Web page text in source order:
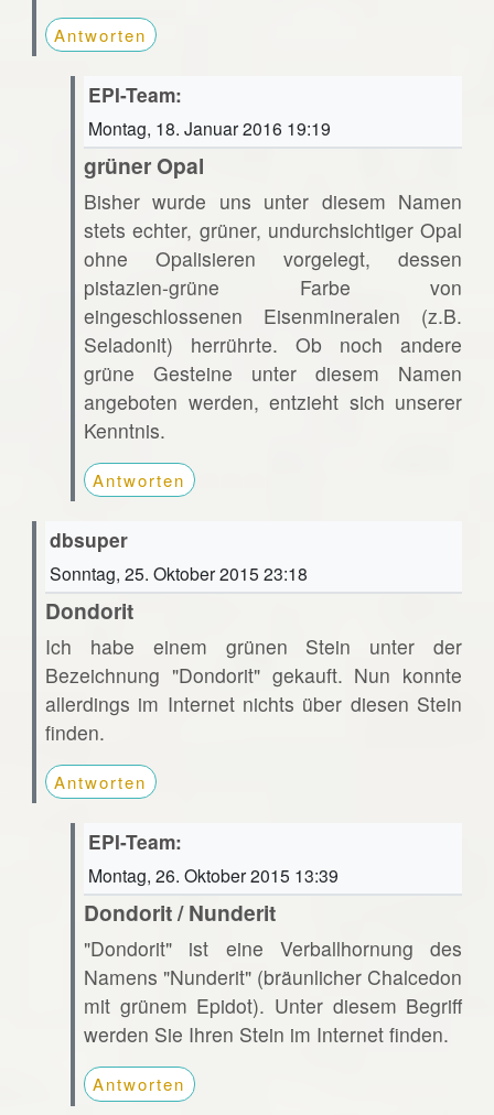
Antworten
EPI-Team:
Montag, 18. Januar 2016 19:19
grüner Opal
Bisher wurde uns unter diesem Namen
stets echter, grüner, undurchsichtiger Opal
ohne Opalisieren vorgelegt, dessen
pistazien-grüne Farbe von
eingeschlossenen Eisenmineralen (z.B.
Seladonit) herrührte. Ob noch andere
grüne Gesteine unter diesem Namen
angeboten werden, entzieht sich unserer
Kenntnis.
Antworten
dbsuper
Sonntag, 25. Oktober 2015 23:18
Dondorit
Ich habe einem grünen Stein unter der
Bezeichnung "Dondorit" gekauft. Nun konnte
allerdings im Internet nichts über diesen Stein
finden.
Antworten
EPI-Team:
Montag, 26. Oktober 2015 13:39
Dondorit / Nunderit
"Dondorit" ist eine Verballhornung des
Namens "Nunderit" (bräunlicher Chalcedon
mit grünem Epidot). Unter diesem Begriff
werden Sie Ihren Stein im Internet finden.
Antworten